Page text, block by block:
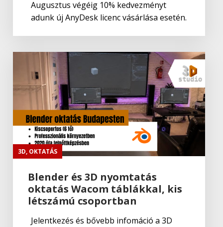
Corel
Corel VideoStudio Pro 2023
Corel Painter Essentials 8
Corel
CorelDRAW Technical Suite
Augusztus végéig 10% kedvezményt
adunk új AnyDesk licenc vásárlása esetén.
3D, OKTATÁS
Blender és 3D nyomtatás
oktatás Wacom táblákkal, kis
létszámú csoportban
Jelentkezés és bővebb infomáció a 3D